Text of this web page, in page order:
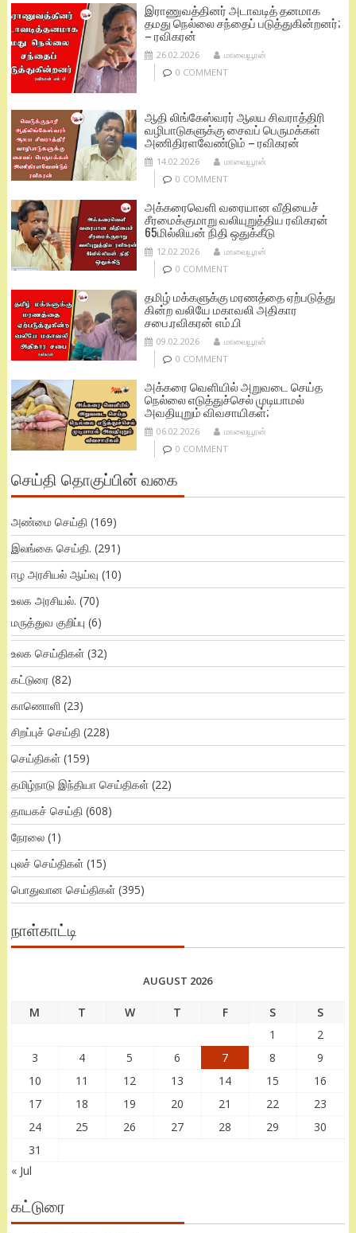
இராணுவத்தினர் அடாவடித் தனமாக
தமது நெல்லை சந்தைப் படுத்துகின்றனர்;
– ரவிகரன்
26.02.2026
மாவையூரன்
0 COMMENT
ஆதி லிங்கேஸ்வரர் ஆலய சிவராத்திரி
வழிபாடுகளுக்கு சைவப் பெருமக்கள்
அணிதிரளவேண்டும் – ரவிகரன்
14.02.2026
மாவையூரன்
0 COMMENT
அக்கரைவெளி வரையான வீதியைச்
சீரமைக்குமாறு வலியுறுத்திய ரவிகரன்
65மில்லியன் நிதி ஒதுக்கீடு
12.02.2026
மாவையூரன்
0 COMMENT
தமிழ் மக்களுக்கு மரணத்தை ஏற்படுத்து
கின்ற வலியே மகாவலி அதிகார
சபை.ரவிகரன் எம்.பி
09.02.2026
மாவையூரன்
0 COMMENT
அக்கரை வெளியில் அறுவடை செய்த
நெல்லை எடுத்துச்செல் முடியாமல்
அவதியுறும் விவசாயிகள்;
06.02.2026
மாவையூரன்
0 COMMENT
செய்தி தொகுப்பின் வகை
அண்மை செய்தி(169)
இலங்கை செய்தி. (291)
ஈழ அரசியல் ஆய்வு (10)
உலக அரசியல். (70)
மருத்துவ குறிப்பு (6)
உலக செய்திகள்(32)
கட்டுரை(82)
காணொளி(23)
சிறப்புச் செய்தி(228)
செய்திகள்(159)
தமிழ்நாடு இந்தியா செய்திகள்(22)
தாயகச் செய்தி(608)
நேரலை(1)
புலச் செய்திகள்(15)
பொதுவான செய்திகள்(395)
நாள்காட்டி
AUGUST 2026
M T W T F S
S
1
2
3
4 5 6 7 8
9
10
11 12 13 14 15
16
17
18 19 20 21 22
23
24
25 26 27 28 29
30
31
« Jul
கட்டுரை